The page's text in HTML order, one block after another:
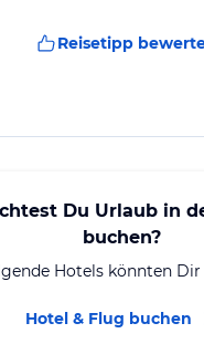
Reisetipp
Du Urlaub in
buchen?
Hotels könnten
Hotel & Flug buchen